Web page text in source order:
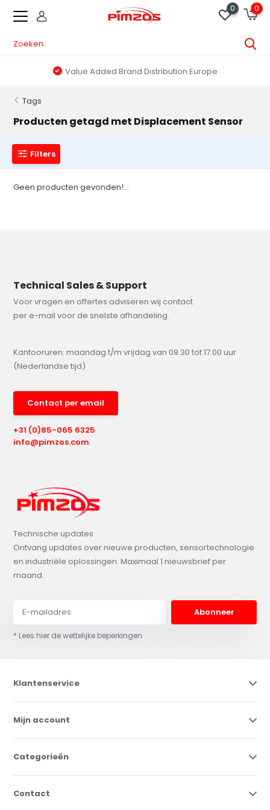
0 0
Value Added Brand Distribution Europe
Tags
Producten getagd met Displacement Sensor
Filters
Geen producten gevonden!...
Technical Sales & Support
Voor vragen en offertes adviseren wij contact
per e-mail voor de snelste afhandeling.
Kantooruren: maandag t/m vrijdag van 09.30 tot 17.00 uur
(Nederlandse tijd)
Contact per email
+31 (0)85-065 6325
info@pimzos.com
Technische updates
Ontvang updates over nieuwe producten, sensortechnologie
en industriële oplossingen. Maximaal 1 nieuwsbrief per
maand.
Abonneer
* Lees hier de wettelijke beperkingen
Klantenservice
Mijn account
Categorieën
Contact